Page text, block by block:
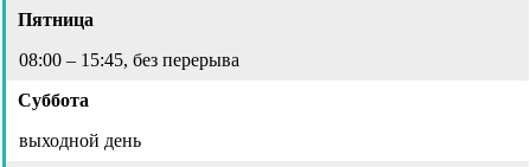
Пятница
08:00 – 15:45, без перерыва
Суббота
выходной день